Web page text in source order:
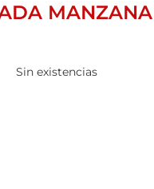
Sin existencias